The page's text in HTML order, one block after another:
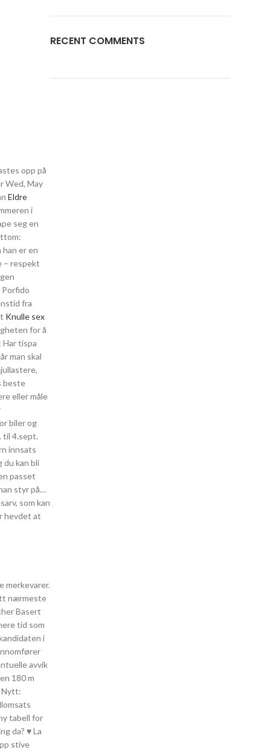
opp på
Wed, May
Eldre
i
seg en
er en
– respekt
Porfido
fra
Knulle sex
for å
tispa
man skal
beste
eller måle
biler og
til 4.sept.
innsats
du kan bli
passet
styr på…
som kan
hevdet at
merkevarer.
nærmeste
Basert
tid som
i
avvik
180 m
Nytt:
tabell for
da? ♥ La
stive
RECENT COMMENTS